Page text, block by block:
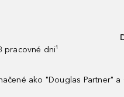
pracovné dni¹
ako "Douglas Partner"